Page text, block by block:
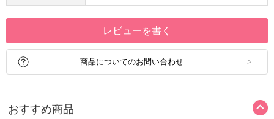
レビューを書く
商品についてのお問い合わせ
おすすめ商品